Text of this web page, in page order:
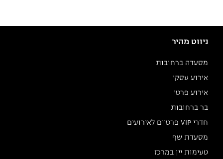
ניווט מהיר
מסעדה ברחובות
אירוע עסקי
אירוע פרטי
בר ברחובות
חדרי VIP פרטיים לאירועים
מסעדת שף
טעימות יין במרכז